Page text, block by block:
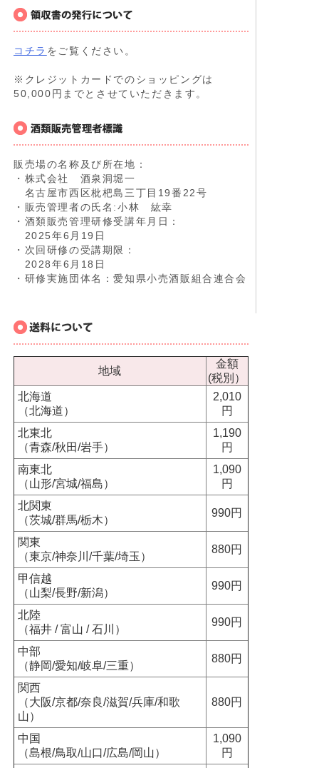
コチラ をご覧ください。
※クレジットカードでのショッピングは
50,000円までとさせていただきます。
販売場の名称及び所在地：
・株式会社 酒泉洞堀一
名古屋市西区枇杷島三丁目19番22号
・販売管理者の氏名:小林 紘幸
・酒類販売管理研修受講年月日：
2025年6月19日
・次回研修の受講期限：
2028年6月18日
・研修実施団体名：愛知県小売酒販組合連合会
地域
金額
(税別）
北海道
（北海道）
2,010
円
北東北
（青森/秋田/岩手）
1,190
円
南東北
（山形/宮城/福島）
1,090
円
北関東
（茨城/群馬/栃木）
990円
関東
（東京/神奈川/千葉/埼玉）
880円
甲信越
（山梨/長野/新潟）
990円
北陸
（福井 / 富山 / 石川）
990円
中部
（静岡/愛知/岐阜/三重）
880円
関西
（大阪/京都/奈良/滋賀/兵庫/和歌
山）
880円
中国
（島根/鳥取/山口/広島/岡山）
1,090
円